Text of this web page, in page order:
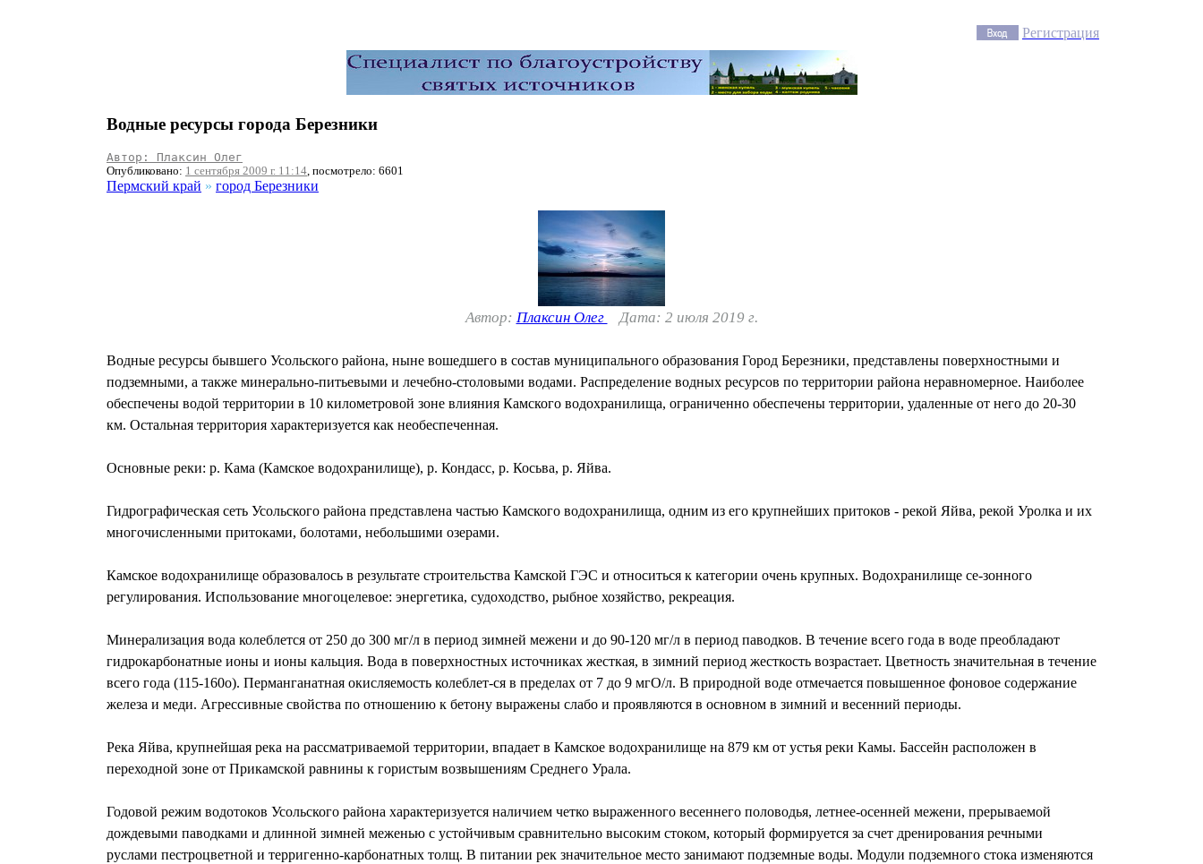
Регистрация
Водные ресурсы города Березники
Автор: Плаксин Олег
Опубликовано: 1 сентября 2009 г. 11:14, посмотрело: 6601
Пермский край » город Березники
Автор: Плаксин Олег Дата: 2 июля 2019 г.
Водные ресурсы бывшего Усольского района, ныне вошедшего в состав муниципального образования Город Березники, представлены поверхностными и
подземными, а также минерально-питьевыми и лечебно-столовыми водами. Распределение водных ресурсов по территории района неравномерное. Наиболее
обеспечены водой территории в 10 километровой зоне влияния Камского водохранилища, ограниченно обеспечены территории, удаленные от него до 20-30
км. Остальная территория характеризуется как необеспеченная.
Основные реки: р. Кама (Камское водохранилище), р. Кондасс, р. Косьва, р. Яйва.
Гидрографическая сеть Усольского района представлена частью Камского водохранилища, одним из его крупнейших притоков - рекой Яйва, рекой Уролка и их
многочисленными притоками, болотами, небольшими озерами.
Камское водохранилище образовалось в результате строительства Камской ГЭС и относиться к категории очень крупных. Водохранилище се-зонного
регулирования. Использование многоцелевое: энергетика, судоходство, рыбное хозяйство, рекреация.
Минерализация вода колеблется от 250 до 300 мг/л в период зимней межени и до 90-120 мг/л в период паводков. В течение всего года в воде преобладают
гидрокарбонатные ионы и ионы кальция. Вода в поверхностных источниках жесткая, в зимний период жесткость возрастает. Цветность значительная в течение
всего года (115-160о). Перманганатная окисляемость колеблет-ся в пределах от 7 до 9 мгО/л. В природной воде отмечается повышенное фоновое содержание
железа и меди. Агрессивные свойства по отношению к бетону выражены слабо и проявляются в основном в зимний и весенний периоды.
Река Яйва, крупнейшая река на рассматриваемой территории, впадает в Камское водохранилище на 879 км от устья реки Камы. Бассейн расположен в
переходной зоне от Прикамской равнины к гористым возвышениям Среднего Урала.
Годовой режим водотоков Усольского района характеризуется наличием четко выраженного весеннего половодья, летнее-осенней межени, прерываемой
дождевыми паводками и длинной зимней меженью с устойчивым сравнительно высоким стоком, который формируется за счет дренирования речными
руслами пестроцветной и терригенно-карбонатных толщ. В питании рек значительное место занимают подземные воды. Модули подземного стока изменяются